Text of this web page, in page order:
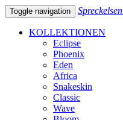
Toggle navigation Spreckelsen
KOLLEKTIONEN
Eclipse
Phoenix
Eden
Africa
Snakeskin
Classic
Wave